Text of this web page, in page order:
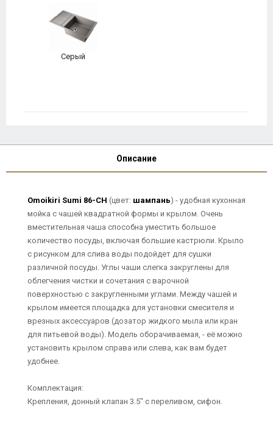
Серый
Описание
Omoikiri Sumi 86-CH (цвет: шампань) - удобная кухонная
мойка с чашей квадратной формы и крылом. Очень
вместительная чаша способна уместить большое
количество посуды, включая большие кастрюли. Крыло
с рисунком для слива воды подойдет для сушки
различной посуды. Углы чаши слегка закруглены для
облегчения чистки и сочетания с варочной
поверхностью с закругленными углами. Между чашей и
крылом имеется площадка для установки смесителя и
врезных аксессуаров (дозатор жидкого мыла или кран
для питьевой воды). Модель оборачиваемая, - её можно
установить крылом справа или слева, как вам будет
удобнее.
Комплектация:
Крепления, донный клапан 3.5" с переливом, сифон.